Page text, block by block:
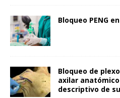
Bloqueo PENG
Bloqueo de
axilar
descriptivo de